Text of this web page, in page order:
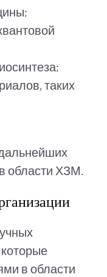
таких
области ХЗМ.
которые
в области